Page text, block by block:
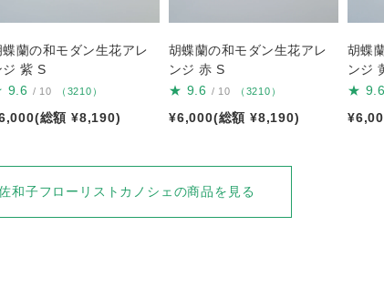
蝶蘭の和モダン生花アレ
ジ 紫 S
9.6 / 10 （3210）
総額 ¥8,190)
胡蝶蘭の和モダン生花アレ
ンジ 赤 S
★ 9.6 / 10 （3210）
¥6,000(総額 ¥8,190)
胡蝶
ンジ
★ 9.6
和子フローリストカノシェの商品を見る